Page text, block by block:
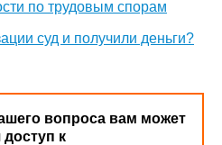
по трудовым спорам
суд и получили деньги?
вопроса вам может
к